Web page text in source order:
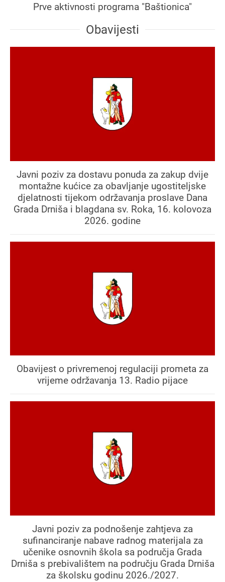
Prve aktivnosti programa "Baštionica"
Obavijesti
Javni poziv za dostavu ponuda za zakup dvije
montažne kućice za obavljanje ugostiteljske
djelatnosti tijekom održavanja proslave Dana
Grada Drniša i blagdana sv. Roka, 16. kolovoza
2026. godine
Obavijest o privremenoj regulaciji prometa za
vrijeme održavanja 13. Radio pijace
Javni poziv za podnošenje zahtjeva za
sufinanciranje nabave radnog materijala za
učenike osnovnih škola sa područja Grada
Drniša s prebivalištem na području Grada Drniša
za školsku godinu 2026./2027.